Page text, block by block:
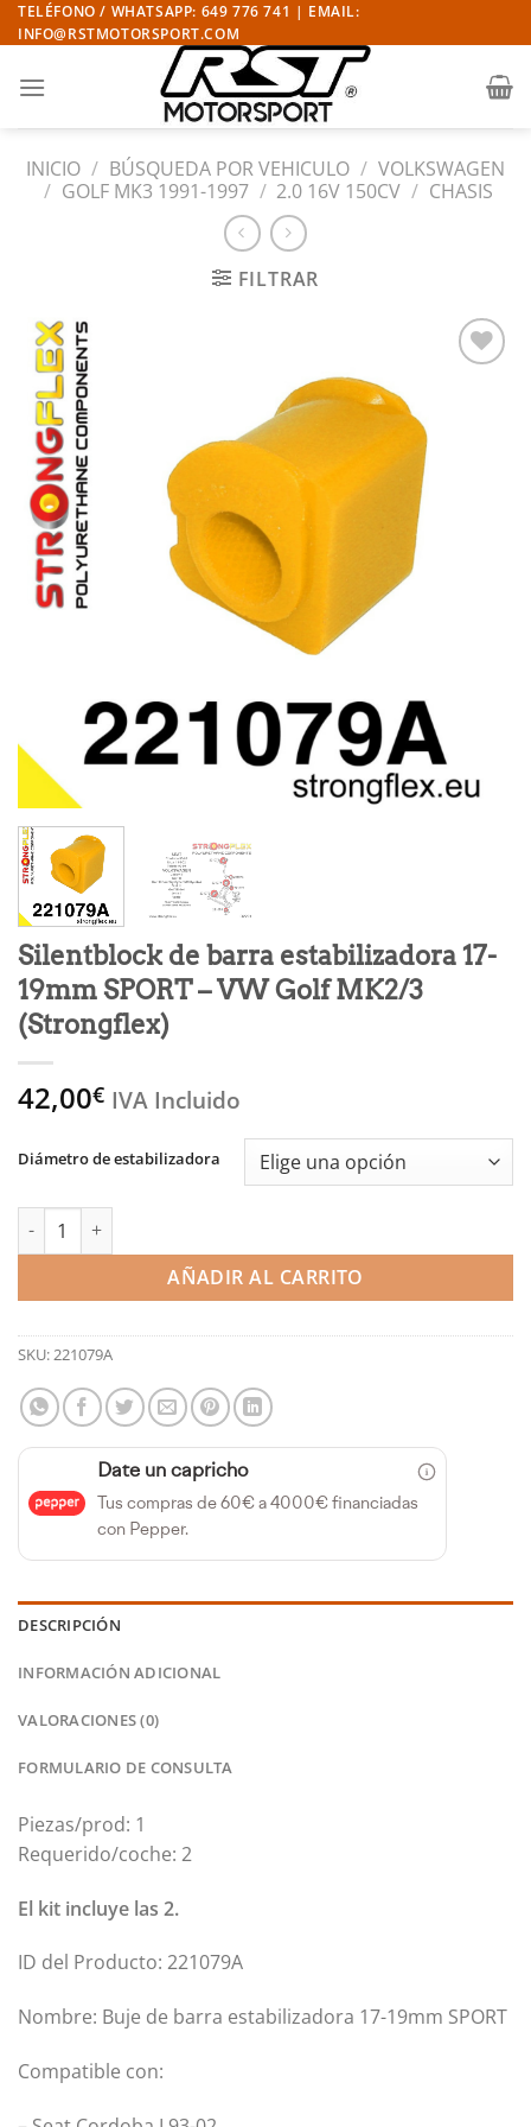
Saltar
al
TELÉFONO / WHATSAPP: 649 776 741 | EMAIL:
INFO@RSTMOTORSPORT.COM
INICIO / BÚSQUEDA POR VEHICULO / VOLKSWAGEN
/ GOLF MK3 1991-1997 / 2.0 16V 150CV / CHASIS
FILTRAR
Silentblock de barra estabilizadora 17-
19mm SPORT – VW Golf MK2/3
(Strongflex)
42,00€ IVA Incluido
Diámetro de estabilizadora
Silentblock de barra estabilizadora 17-19mm SPORT - VW
AÑADIR AL CARRITO
SKU:221079A
Date un capricho
Tus compras de 60€ a 4000€ financiadas
con Pepper.
DESCRIPCIÓN
INFORMACIÓN ADICIONAL
VALORACIONES (0)
FORMULARIO DE CONSULTA
Piezas/prod: 1
Requerido/coche: 2
El kit incluye las 2.
ID del Producto: 221079A
Nombre: Buje de barra estabilizadora 17-19mm SPORT
Compatible con: